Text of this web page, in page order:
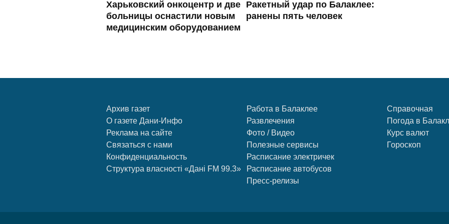
Харьковский онкоцентр и две
больницы оснастили новым
медицинским оборудованием
Ракетный удар по Балаклее:
ранены пять человек
Архив газет
О газете Дани-Инфо
Реклама на сайте
Связаться с нами
Конфиденциальность
Структура власності «Дані FM 99.3»
Работа в Балаклее
Развлечения
Фото / Видео
Полезные сервисы
Расписание электричек
Расписание автобусов
Пресс-релизы
Справочная
Погода в
Курс валют
Гороскоп